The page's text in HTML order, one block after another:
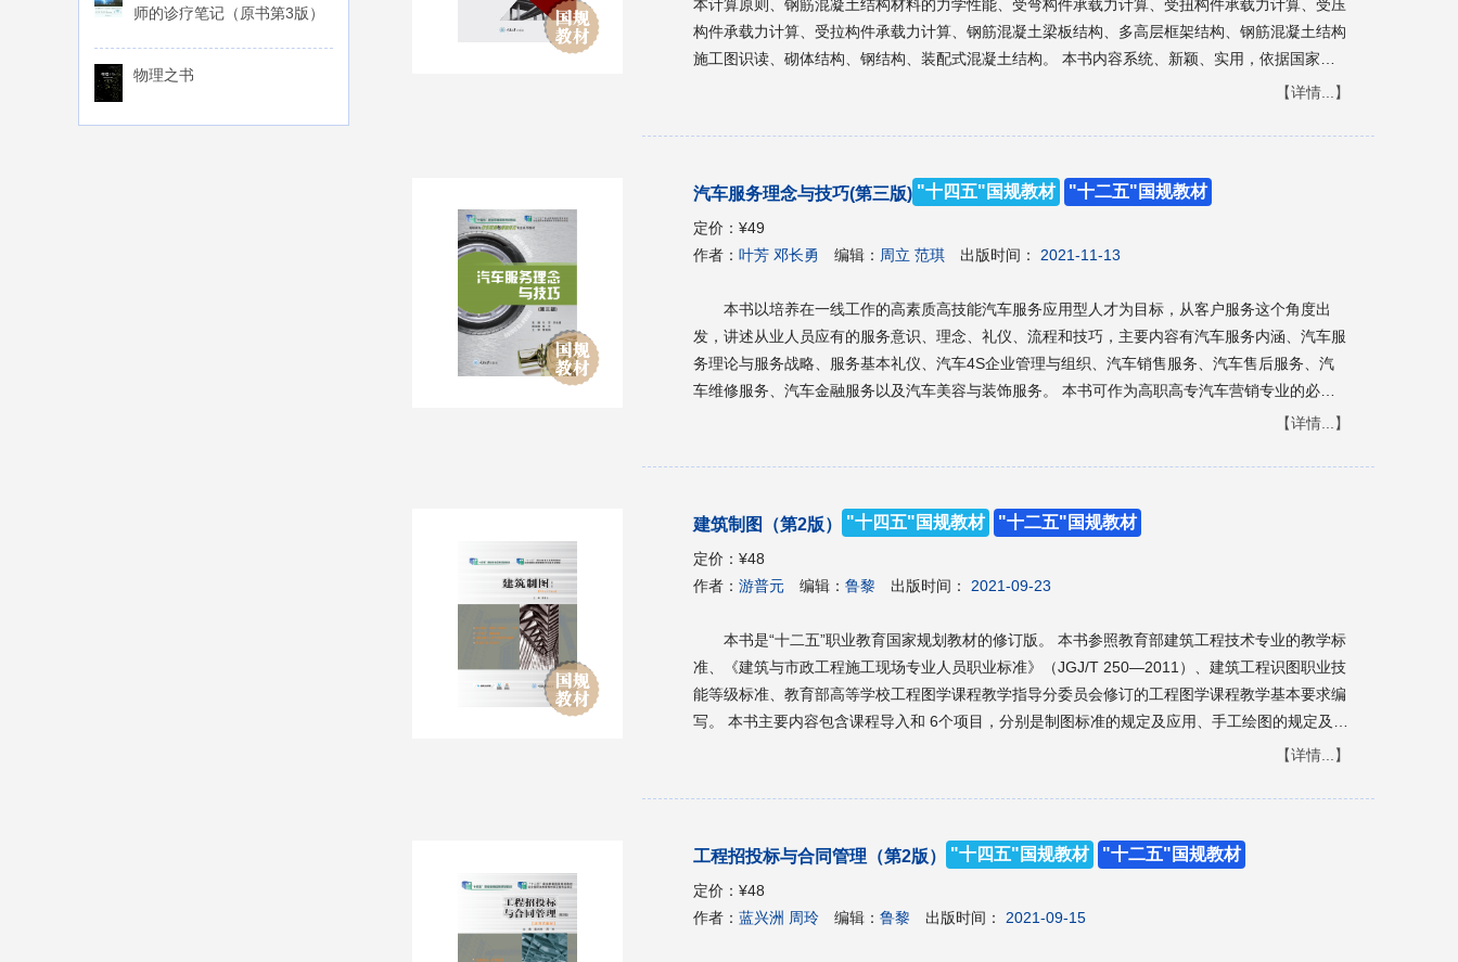
师的诊疗笔记（原书第3版）
物理之书
本计算原则、钢筋混凝土结构材料的力学性能、受弯构件承载力计算、受扭构件承载力计算、受压
构件承载力计算、受拉构件承载力计算、钢筋混凝土梁板结构、多高层框架结构、钢筋混凝土结构
施工图识读、砌体结构、钢结构、装配式混凝土结构。 本书内容系统、新颖、实用，依据国家最
新的技术标准和技术规范编写，可作为高等职业教育建筑工程技术、工程监理、工程管理等土建类
【详情...】
汽车服务理念与技巧(第三版) "十四五"国规教材 "十二五"国规教材
定价：¥49
作者：叶芳 邓长勇 编辑： 周立 范琪 出版时间： 2021-11-13
本书以培养在一线工作的高素质高技能汽车服务应用型人才为目标，从客户服务这个角度出
发，讲述从业人员应有的服务意识、理念、礼仪、流程和技巧，主要内容有汽车服务内涵、汽车服
务理论与服务战略、服务基本礼仪、汽车4S企业管理与组织、汽车销售服务、汽车售后服务、汽
车维修服务、汽车金融服务以及汽车美容与装饰服务。 本书可作为高职高专汽车营销专业的必修
课教材，也可作为汽车制造、汽车维修专业的选修课教材，还可作为汽车后市场企业人员的工作参
【详情...】
建筑制图（第2版） "十四五"国规教材 "十二五"国规教材
定价：¥48
作者：游普元 编辑：鲁黎 出版时间： 2021-09-23
本书是“十二五”职业教育国家规划教材的修订版。 本书参照教育部建筑工程技术专业的教学标
准、《建筑与市政工程施工现场专业人员职业标准》（JGJ/T 250—2011）、建筑工程识图职业技
能等级标准、教育部高等学校工程图学课程教学指导分委员会修订的工程图学课程教学基本要求编
写。 本书主要内容包含课程导入和 6个项目，分别是制图标准的规定及应用、手工绘图的规定及应
用、投影原理及应用、建筑工程施工图的规定及应用、建筑工程结构图的规定及应用、装饰装修施
程造价、建设工程管理、建筑经济信息化管理、建设工程监理、建筑装饰工程技术等专业使用，也
【详情...】
工程招投标与合同管理（第2版） "十四五"国规教材 "十二五"国规教材
定价：¥48
作者：蓝兴洲 周玲 编辑：鲁黎 出版时间： 2021-09-15